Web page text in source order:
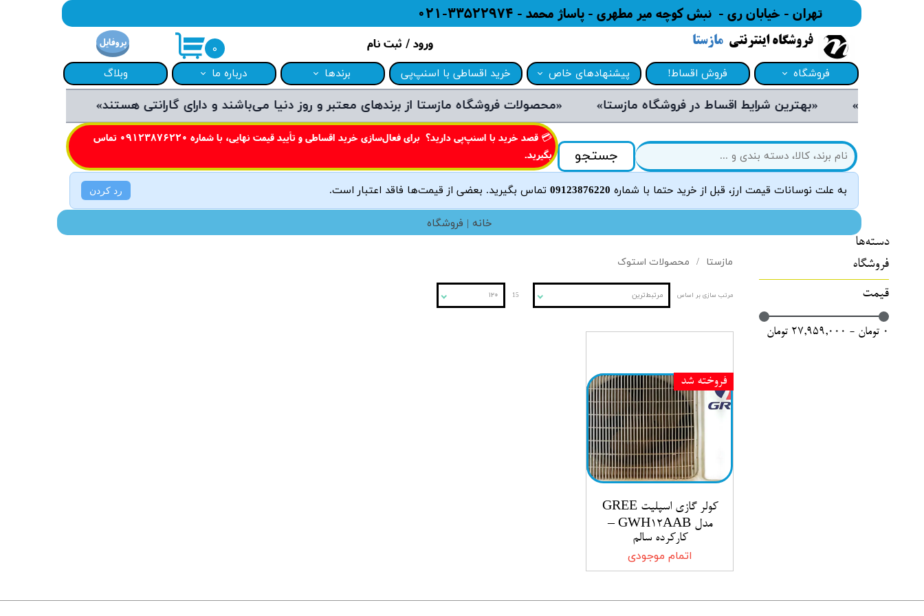
جستجو
۰ ورود / ثبت نام
حساب کاربری من
سفارشات
خروج از حساب کاربری
فروشگاه
شستشو و نظافت
آماده‌ساز غذا
دیجیتال
مدل‌های قدیمی
فروش اقساط! پیشنهادهای خاص
پیشنهادات شگفت انگیز
لیست بروز محصولات
سفارش فروش
فروش محصولات نو و دست دوم مشتریان
خرید اقساطی با اسنپ‌پی برندها
برندهای منتخب مازستا
محصولات صنام (Sanam)
محصولات گوسونیک (Gosonic)
درباره ما
قوانین و مقررات
راهنمای سایت
وبلاگ
فروشگاه اینترنتی مازستا
به علت نوسانات قیمت ارز، قبل از خرید حتما با شماره 09123876220 تماس بگیرید. بعضی از قیمت‌ها فاقد اعتبار است. رد کردن
پروفایل
تهران - خیابان ری - نبش کوچه میر مطهری - پاساژ محمد - 33522974-021
​💳 قصد خرید با اسنپ‌پی دارید؟ برای فعال‌سازی خرید اقساطی و تأیید قیمت نهایی، با شماره 0912387622 0 تماس
بگیرید.​​​​​​​
خانه | فروشگاه
مازستا محصولات استوک
مرتب سازی بر اساس مرتبط‌ترین 15 ۱۲۰
کولر گازی اسپلیت GREE
مدل GWH12AAB –
کارکرده سالم
اتمام موجودی
فروخته شد
دسته‌ها
فروشگاه
قیمت
۰ تومان - ۲۷,۹۵۹,۰۰۰ تومان